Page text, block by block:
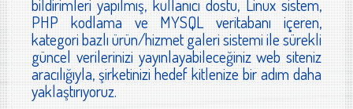
bildirimleri yapılmış, kullanıcı dostu, Linux sistem,
PHP kodlama ve MYSQL veritabanı içeren,
kategori bazlı ürün/hizmet galeri sistemi ile sürekli
güncel verilerinizi yayınlayabileceğiniz web siteniz
aracılığıyla, şirketinizi hedef kitlenize bir adım daha
yaklaştırıyoruz.